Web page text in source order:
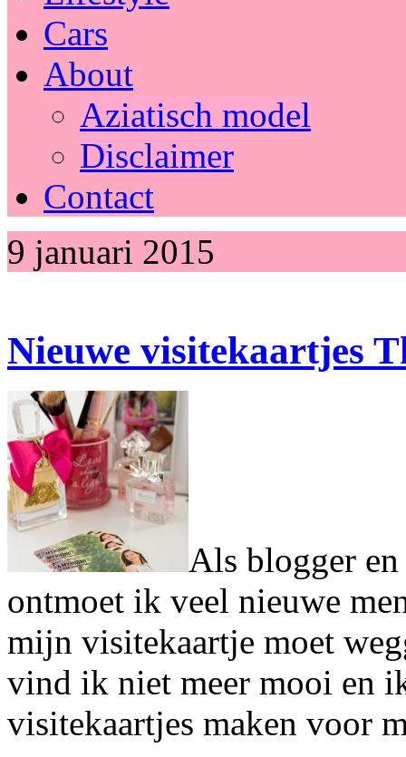
Cars
About
Aziatisch model
Disclaimer
Contact
9 januari 2015
Nieuwe visitekaartjes
Als blogger
ontmoet ik veel nieuwe
mijn visitekaartje moet
vind ik niet meer mooi en
visitekaartjes maken voor